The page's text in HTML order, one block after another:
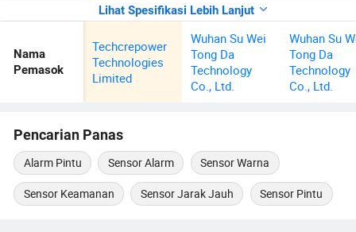
Lihat Spesifikasi Lebih Lanjut
Nama
Pemasok
Techcrepower
Technologies
Limited
Wuhan Su Wei
Tong Da
Technology
Co., Ltd.
Wuhan Su
Tong Da
Technology
Co., Ltd.
Pencarian Panas
Alarm Pintu Sensor Alarm Sensor Warna
Sensor Keamanan Sensor Jarak Jauh Sensor Pintu